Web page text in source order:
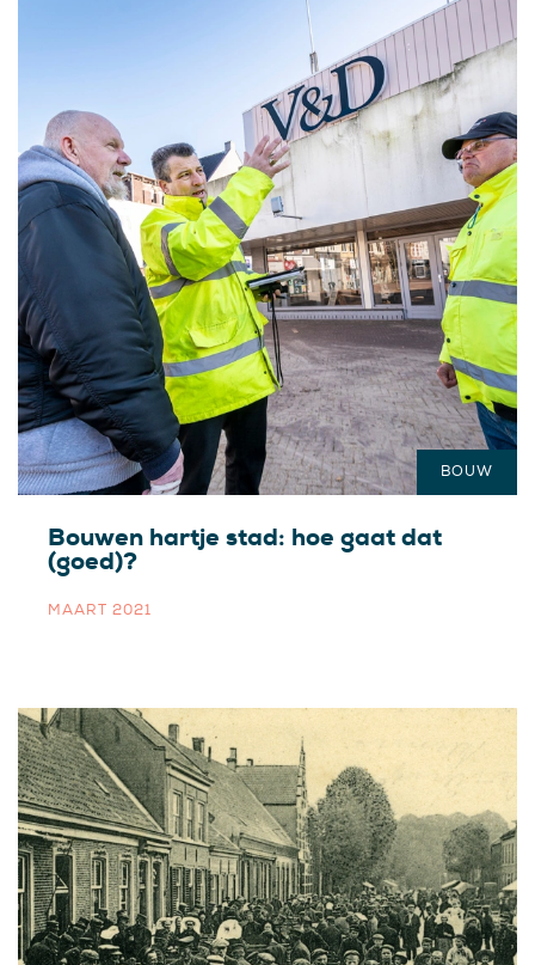
Bouwen hartje stad: hoe gaat dat
(goed)?
MAART 2021
BOUW